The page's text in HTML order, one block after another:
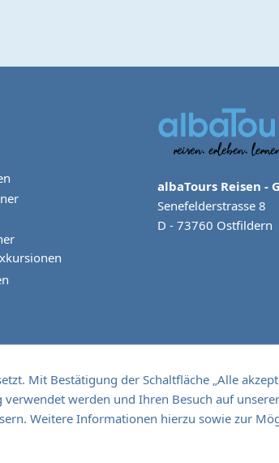
albaTours Reisen -
Senefelderstrasse 8
D - 73760 Ostfildern
fon:
+49 711 44 975 0
Mit Bestätigung der Schaltfläche „Alle
werden und Ihren Besuch auf
Weitere Informationen hierzu sowie zur